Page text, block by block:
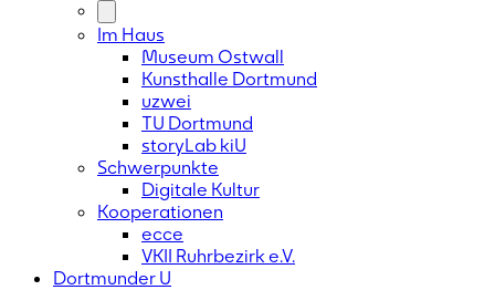
Im Haus
Museum Ostwall
Kunsthalle Dortmund
uzwei
TU Dortmund
storyLab kiU
Schwerpunkte
Digitale Kultur
Kooperationen
ecce
VKII Ruhrbezirk e.V.
Dortmunder U